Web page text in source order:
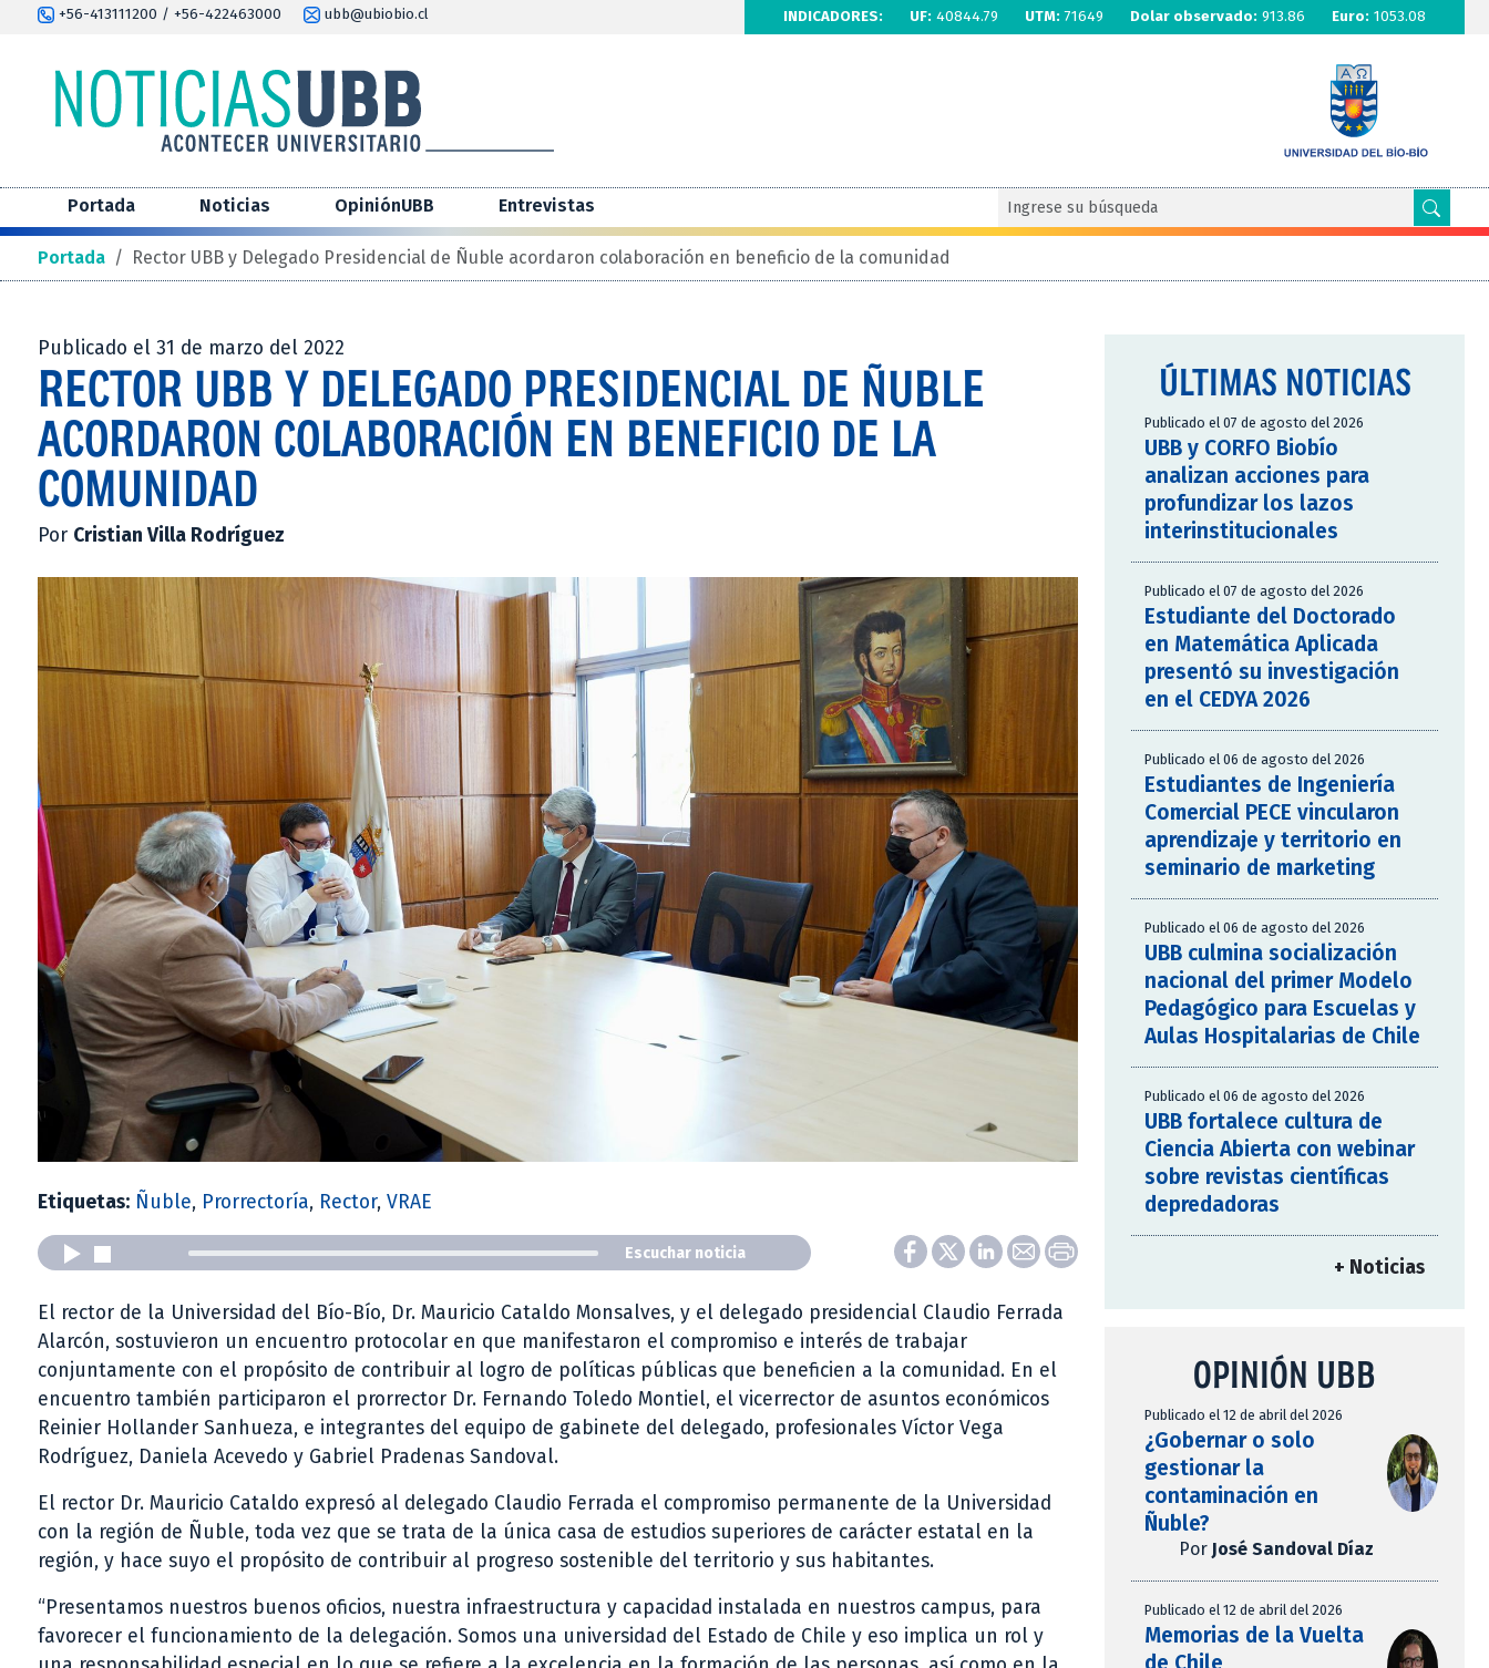
+56-413111200 / +56-422463000 ubb@ubiobio.cl INDICADORES: UF: 40844.79 UTM: 71649 Dolar observado: 913.86 Euro: 1053.08
Portada Noticias OpiniónUBB Entrevistas
Portada / Rector UBB y Delegado Presidencial de Ñuble acordaron colaboración en beneficio de la comunidad
Publicado el 31 de marzo del 2022
RECTOR UBB Y DELEGADO PRESIDENCIAL DE ÑUBLE
ACORDARON COLABORACIÓN EN BENEFICIO DE LA
COMUNIDAD
Por Cristian Villa Rodríguez
Etiquetas: Ñuble, Prorrectoría, Rector, VRAE
Escuchar noticia
El rector de la Universidad del Bío-Bío, Dr. Mauricio Cataldo Monsalves, y el delegado presidencial Claudio Ferrada
Alarcón, sostuvieron un encuentro protocolar en que manifestaron el compromiso e interés de trabajar
conjuntamente con el propósito de contribuir al logro de políticas públicas que beneficien a la comunidad. En el
encuentro también participaron el prorrector Dr. Fernando Toledo Montiel, el vicerrector de asuntos económicos
Reinier Hollander Sanhueza, e integrantes del equipo de gabinete del delegado, profesionales Víctor Vega
Rodríguez, Daniela Acevedo y Gabriel Pradenas Sandoval.
El rector Dr. Mauricio Cataldo expresó al delegado Claudio Ferrada el compromiso permanente de la Universidad
con la región de Ñuble, toda vez que se trata de la única casa de estudios superiores de carácter estatal en la
región, y hace suyo el propósito de contribuir al progreso sostenible del territorio y sus habitantes.
“Presentamos nuestros buenos oficios, nuestra infraestructura y capacidad instalada en nuestros campus, para
favorecer el funcionamiento de la delegación. Somos una universidad del Estado de Chile y eso implica un rol y
ÚLTIMAS NOTICIAS
Publicado el 07 de agosto del 2026
UBB y CORFO Biobío
analizan acciones para
profundizar los lazos
interinstitucionales
Publicado el 07 de agosto del 2026
Estudiante del Doctorado
en Matemática Aplicada
presentó su investigación
en el CEDYA 2026
Publicado el 06 de agosto del 2026
Estudiantes de Ingeniería
Comercial PECE vincularon
aprendizaje y territorio en
seminario de marketing
Publicado el 06 de agosto del 2026
UBB culmina socialización
nacional del primer Modelo
Pedagógico para Escuelas y
Aulas Hospitalarias de Chile
Publicado el 06 de agosto del 2026
UBB fortalece cultura de
Ciencia Abierta con webinar
sobre revistas científicas
depredadoras
+ Noticias
OPINIÓN UBB
Publicado el 12 de abril del 2026
¿Gobernar o solo
gestionar la
contaminación en
Ñuble?
Por José Sandoval Díaz
Publicado el 12 de abril del 2026
Memorias de la Vuelta